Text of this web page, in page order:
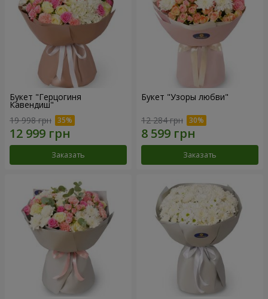
Букет "Герцогиня
Кавендиш"
19 998 грн
Заказать
Букет "Узоры любви"
12 284 грн
Заказать